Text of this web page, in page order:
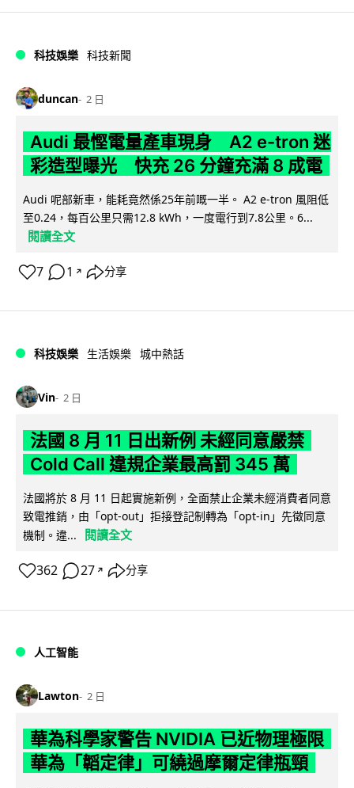
科技娛樂 科技新聞
duncan 2 日
Audi 最慳電量產車現身 A2 e-tron 迷
彩造型曝光 快充 26 分鐘充滿 8 成電
Audi 呢部新車，能耗竟然係25年前嘅一半。 A2 e-tron 風阻低
至0.24，每百公里只需12.8 kWh，一度電行到7.8公里。6...
閱讀全文
7 1 ↗ 分享
科技娛樂 生活娛樂 城中熱話
Vin 2 日
法國 8 月 11 日出新例 未經同意嚴禁
Cold Call 違規企業最高罰 345 萬
法國將於 8 月 11 日起實施新例，全面禁止企業未經消費者同意
致電推銷，由「opt-out」拒接登記制轉為「opt-in」先徵同意
機制。違...
閱讀全文
362 27 ↗ 分享
人工智能
Lawton 2 日
華為科學家警告 NVIDIA 已近物理極限
華為「韜定律」可繞過摩爾定律瓶頸